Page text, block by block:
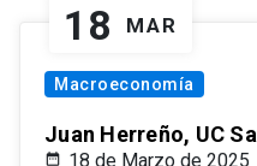
18 MAR
Macroeconomía
Juan Herreño, UC
18 de Marzo de 2025